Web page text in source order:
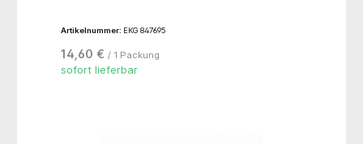
Artikelnummer: EKG 847695
14,60 € / 1 Packung
sofort lieferbar